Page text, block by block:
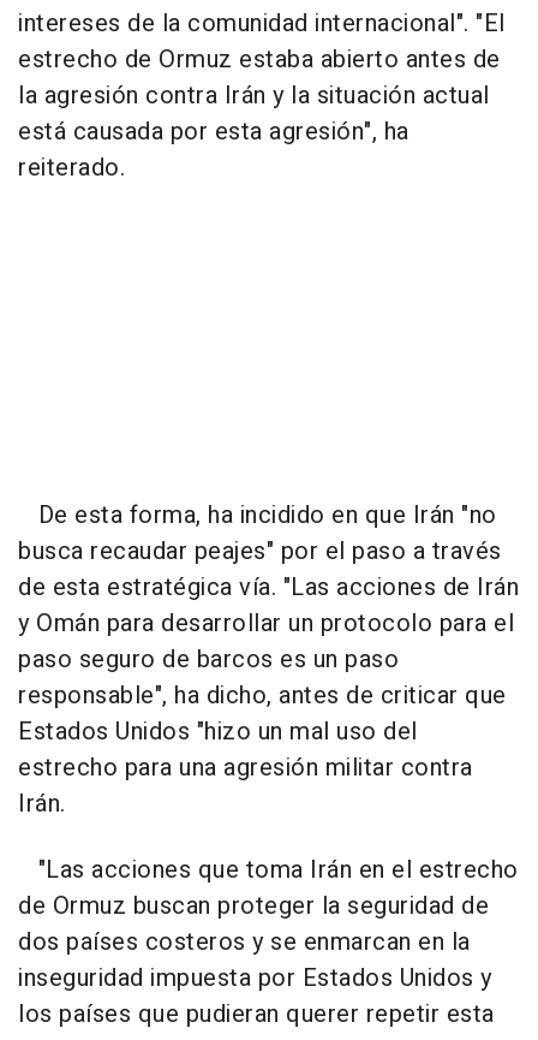
intereses de la comunidad internacional". "El
estrecho de Ormuz estaba abierto antes de
la agresión contra Irán y la situación actual
está causada por esta agresión", ha
reiterado.
De esta forma, ha incidido en que Irán "no
busca recaudar peajes" por el paso a través
de esta estratégica vía. "Las acciones de Irán
y Omán para desarrollar un protocolo para el
paso seguro de barcos es un paso
responsable", ha dicho, antes de criticar que
Estados Unidos "hizo un mal uso del
estrecho para una agresión militar contra
Irán.
"Las acciones que toma Irán en el estrecho
de Ormuz buscan proteger la seguridad de
dos países costeros y se enmarcan en la
inseguridad impuesta por Estados Unidos y
los países que pudieran querer repetir esta